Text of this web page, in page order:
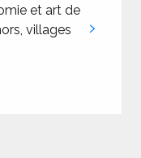
et art de
villages